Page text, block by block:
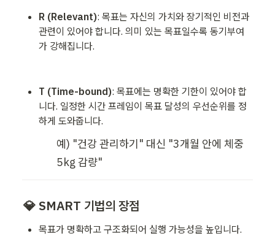
R (Relevant): 목표는 자신의 가치와 장기적인 비전과
관련이 있어야 합니다. 의미 있는 목표일수록 동기부여
가 강해집니다.
T (Time-bound): 목표에는 명확한 기한이 있어야 합
니다. 일정한 시간 프레임이 목표 달성의 우선순위를 정
하게 도와줍니다.
예) "건강 관리하기" 대신 "3개월 안에 체중
5kg 감량"
💎 SMART 기법의 장점
목표가 명확하고 구조화되어 실행 가능성을 높입니다.